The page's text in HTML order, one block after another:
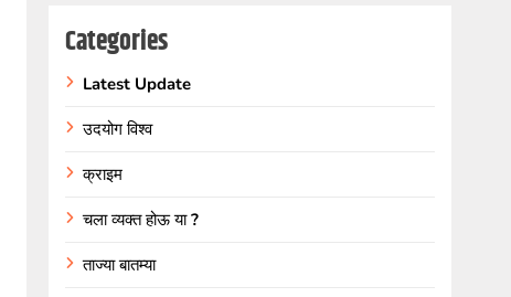
Categories
Latest Update
उदयोग विश्व
क्राइम
चला व्यक्त होऊ या ?
ताज्या बातम्या